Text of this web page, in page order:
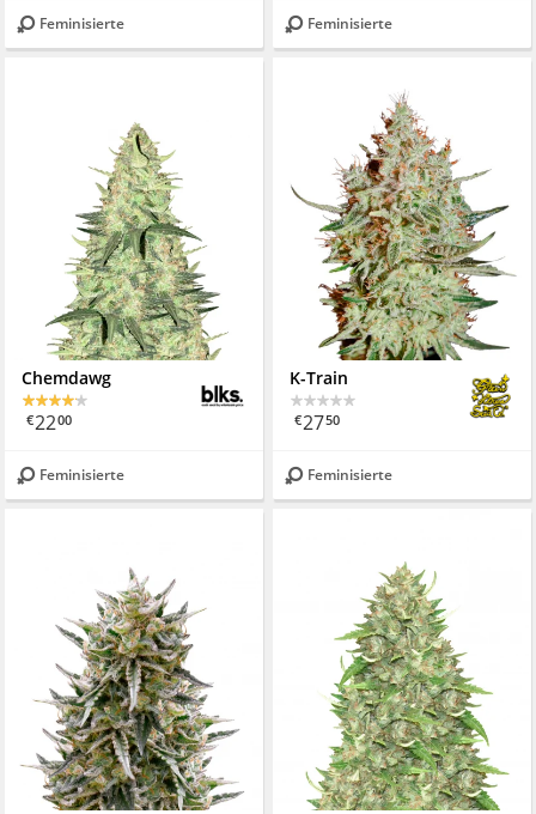
Feminisierte Feminisierte
Chemdawg
€2200
Feminisierte
K-Train
€2750
Feminisierte